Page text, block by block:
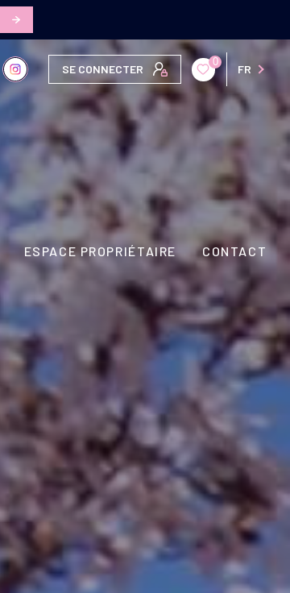
SE CONNECTER
0
FR
ESPACE PROPRIÉTAIRE CONTACT